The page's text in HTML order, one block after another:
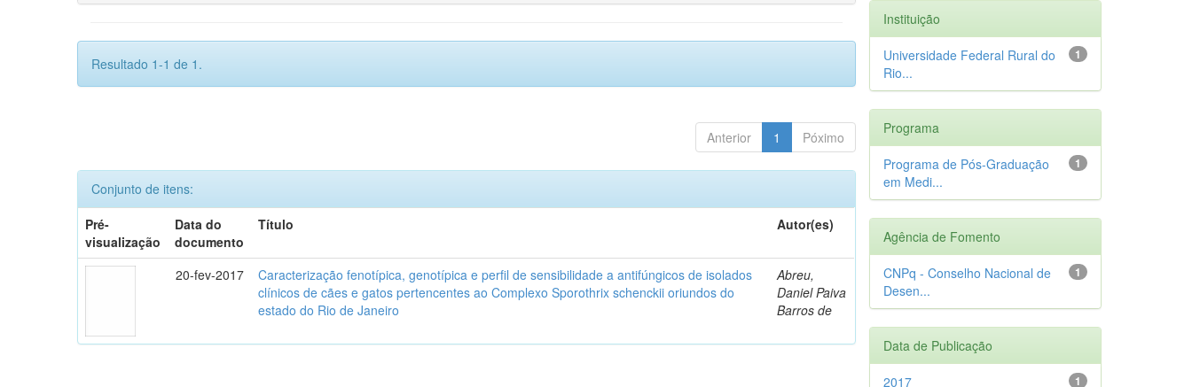
Resultado 1-1 de 1.
Anterior 1 Póximo
Conjunto de itens:
Pré-
visualização
Data do
documento
Título Autor(es)
20-fev-2017
Caracterização fenotípica, genotípica e perfil de sensibilidade a antifúngicos de isolados
clínicos de cães e gatos pertencentes ao Complexo Sporothrix schenckii oriundos do
estado do Rio de Janeiro
Abreu,
Daniel Paiva
Barros de
Instituição
1
Universidade Federal Rural do
Rio...
Programa
1
Programa de Pós-Graduação
em Medi...
Agência de Fomento
1
CNPq - Conselho Nacional de
Desen...
Data de Publicação
1
2017